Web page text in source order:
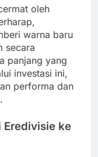
oleh
warna baru
secara
panjang yang
investasi ini,
performa dan
Eredivisie ke